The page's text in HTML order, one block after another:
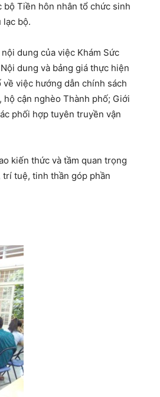
bộ Tiền hôn nhân tổ chức sinh
lạc bộ.
dung của việc Khám Sức
dung và bảng giá thực hiện
việc hướng dẫn chính sách
cận nghèo Thành phố; Giới
phối hợp tuyên truyền vận
kiến thức và tầm quan trọng
trí tuệ, tinh thần góp phần